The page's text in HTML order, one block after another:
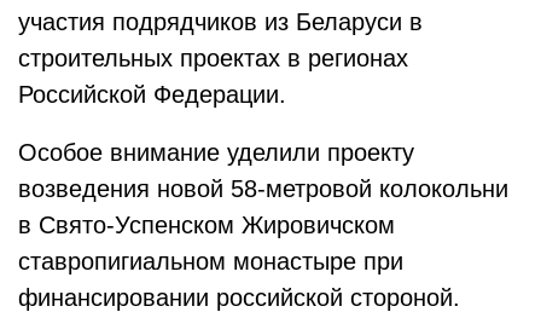
участия подрядчиков из Беларуси в
строительных проектах в регионах
Российской Федерации.
Особое внимание уделили проекту
возведения новой 58-метровой колокольни
в Свято-Успенском Жировичском
ставропигиальном монастыре при
финансировании российской стороной.